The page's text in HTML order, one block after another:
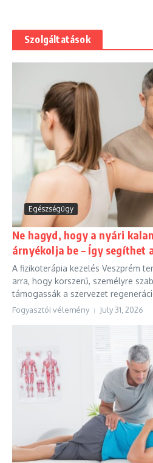
Szolgáltatások
Egészségügy
Ne hagyd, hogy a nyári
árnyékolja be – Így segíthet
A fizikoterápia kezelés Veszprém
arra, hogy korszerű, személyre
támogassák a szervezet
Fogyasztói vélemény July 31, 2026